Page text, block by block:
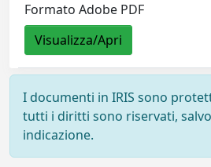
Formato Adobe PDF
Visualizza/Apri
I documenti in IRIS sono
tutti i diritti sono riservati,
indicazione.